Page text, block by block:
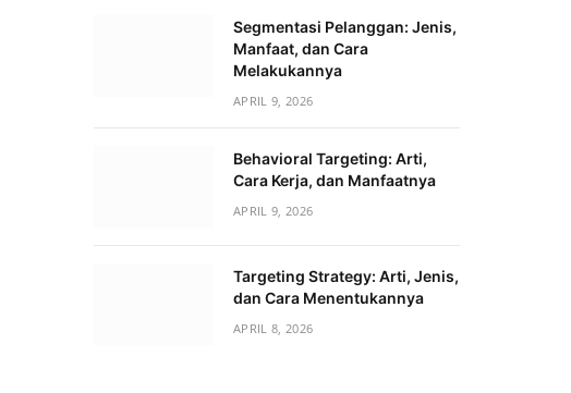
Segmentasi Pelanggan: Jenis,
Manfaat, dan Cara
Melakukannya
APRIL 9, 2026
Behavioral Targeting: Arti,
Cara Kerja, dan Manfaatnya
APRIL 9, 2026
Targeting Strategy: Arti, Jenis,
dan Cara Menentukannya
APRIL 8, 2026